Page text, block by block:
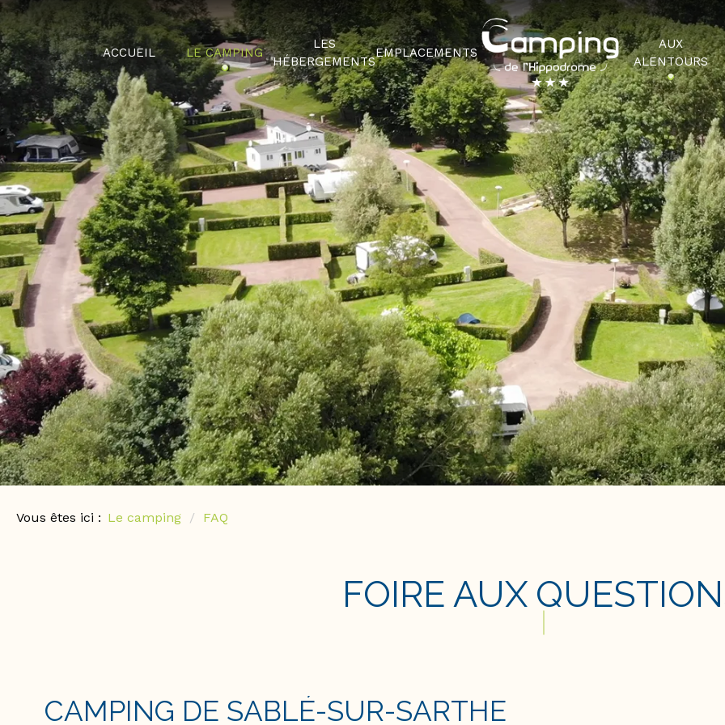
ACCUEIL LE CAMPING
LES
HÉBERGEMENTS
EMPLACEMENTS
AUX
ALENTOURS
Vous êtes ici : Le camping FAQ
FOIRE AUX
CAMPING DE SABLÉ-SUR-SARTHE